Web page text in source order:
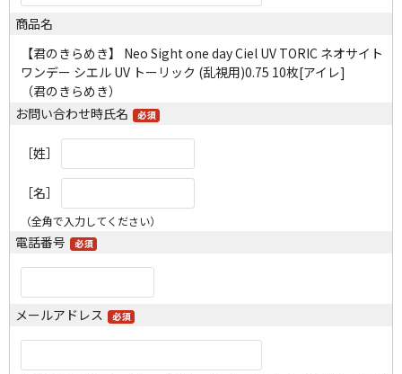
商品名
【君のきらめき】 Neo Sight one day Ciel UV TORIC ネオサイト
ワンデー シエル UV トーリック (乱視用)0.75 10枚[アイレ]
（君のきらめき）
お問い合わせ時氏名
［姓］
［名］
（全角で入力してください）
電話番号
メールアドレス